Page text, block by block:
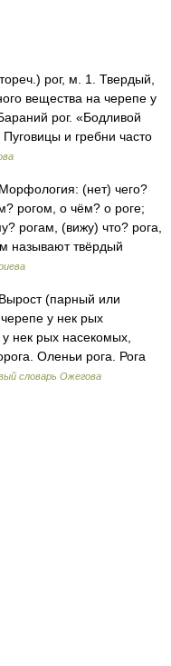
рог, м. 1. Твердый,
вещества на черепе у
рог. «Бодливой
и гребни часто
(нет) чего?
рогом, о чём? о роге;
рогам, (вижу) что? рога,
называют твёрдый
(парный или
у нек рых
нек рых насекомых,
Оленьи рога. Рога
словарь Ожегова